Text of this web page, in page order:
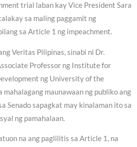
trial laban kay Vice President Sara
sa maling paggamit ng
sa Article 1 ng impeachment.
Veritas Pilipinas, sinabi ni Dr.
Professor ng Institute for
ng University of the
mahalagang maunawaan ng publiko ang
Senado sapagkat may kinalaman ito sa
ng pamahalaan.
na ang paglilitis sa Article 1, na